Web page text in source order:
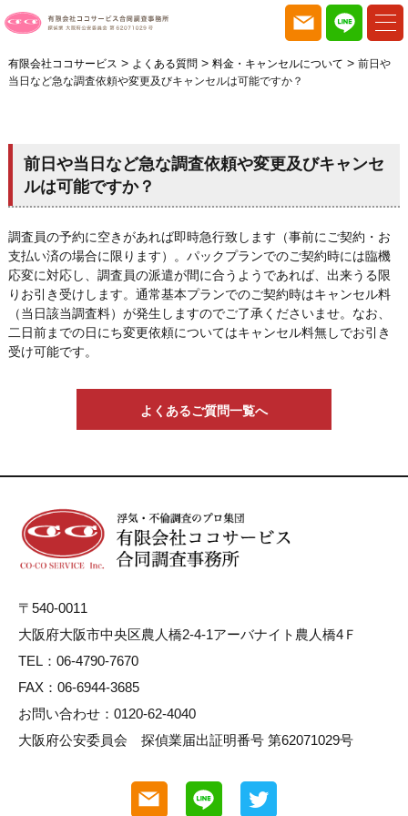
有限会社ココサービス > よくある質問> 料金・キャンセルについて > 前日や
当日など急な調査依頼や変更及びキャンセルは可能ですか？
前日や当日など急な調査依頼や変更及びキャンセ
ルは可能ですか？
調査員の予約に空きがあれば即時急行致します（事前にご契約・お
支払い済の場合に限ります）。パックプランでのご契約時には臨機
応変に対応し、調査員の派遣が間に合うようであれば、出来うる限
りお引き受けします。通常基本プランでのご契約時はキャンセル料
（当日該当調査料）が発生しますのでご了承くださいませ。なお、
二日前までの日にち変更依頼についてはキャンセル料無しでお引き
受け可能です。
よくあるご質問一覧へ
〒540-0011
大阪府大阪市中央区農人橋2-4-1アーバナイト農人橋4Ｆ
TEL：06-4790-7670
FAX：06-6944-3685
お問い合わせ：0120-62-4040
大阪府公安委員会 探偵業届出証明番号 第62071029号